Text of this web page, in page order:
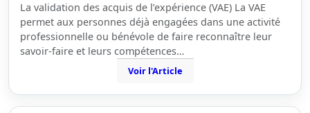
La validation des acquis de l’expérience (VAE) La VAE
permet aux personnes déjà engagées dans une activité
professionnelle ou bénévole de faire reconnaître leur
savoir-faire et leurs compétences…
Voir l'Article